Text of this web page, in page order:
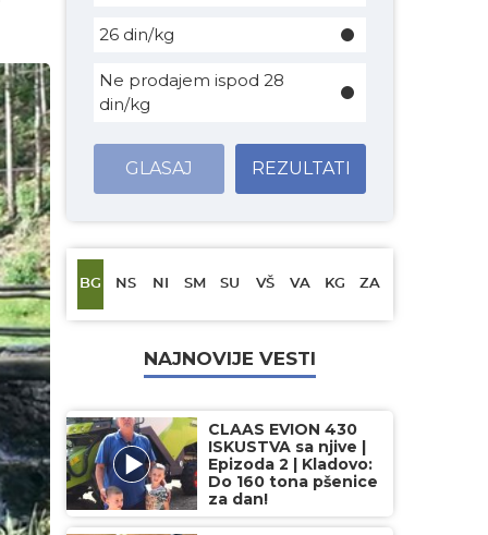
26 din/kg
Ne prodajem ispod 28
din/kg
GLASAJ REZULTATI
BG NS NI SM SU VŠ VA KG ZA
NAJNOVIJE VESTI
CLAAS EVION 430
ISKUSTVA sa njive |
Epizoda 2 | Kladovo:
Do 160 tona pšenice
za dan!